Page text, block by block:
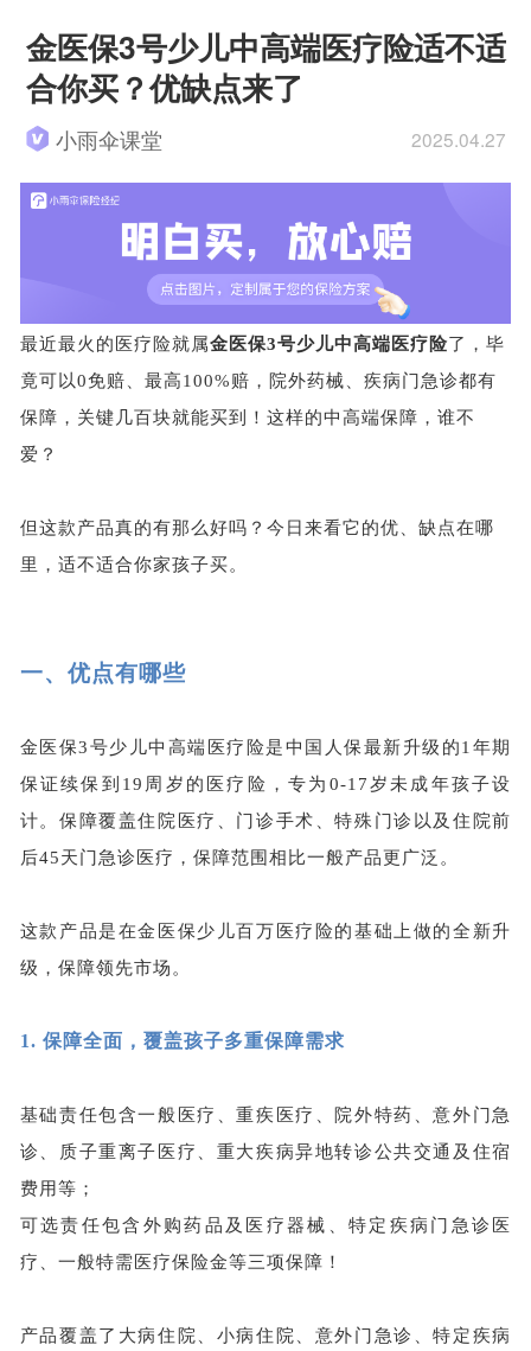
金医保3号少儿中高端医疗险适不适
合你买？优缺点来了
小雨伞课堂 2025.04.27
最近最火的医疗险就属金医保3号少儿中高端医疗险了，毕
竟可以0免赔、最高100%赔，院外药械、疾病门急诊都有
保障，关键几百块就能买到！这样的中高端保障，谁不
爱？
但这款产品真的有那么好吗？今日来看它的优、缺点在哪
里，适不适合你家孩子买。
一、 优点有哪些
金医保3号少儿中高端医疗险是中国人保最新升级的1年期
保证续保 到 19 周岁 的 医疗险，专为 0-17岁未成年孩子设
计。保障覆盖住院医疗、门诊手术、特殊门诊以及住院前
后45天门急诊医疗，保障范围相比一般产品更广泛。
这款产品是在金医保少儿百万医疗险的基础上做的全新升
级，保障领先市场。
1. 保障全面，覆盖孩子多重保障需求
基础责任包含一般医疗、重疾医疗、院外特药、意外门急
诊、质子重离子医疗、重大疾病异地转诊公共交通及住宿
费用等；
可选责任包含外购药品及医疗器械、特定疾病门急诊医
疗、一般特需医疗保险金等三项保障！
产品覆盖了大病住院、小病住院、意外门急诊、特定疾病